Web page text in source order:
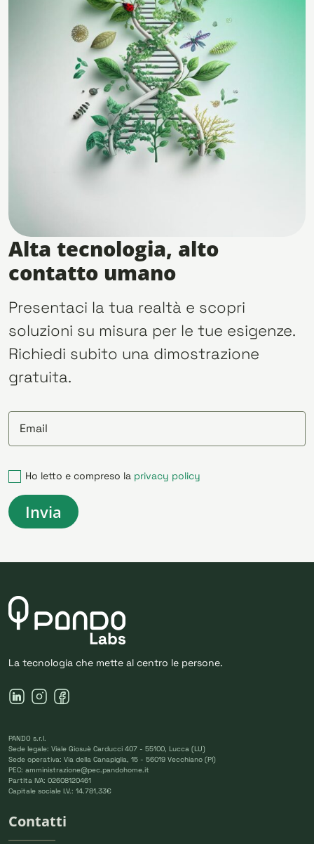
Alta tecnologia, alto
contatto umano
Presentaci la tua realtà e scopri
soluzioni su misura per le tue esigenze.
Richiedi subito una dimostrazione
gratuita.
Email
Ho letto e compreso la privacy policy
La tecnologia che mette al centro le persone.
PANDO s.r.l.
Sede legale: Viale Giosuè Carducci 407 - 55100, Lucca (LU)
Sede operativa: Via della Canapiglia, 15 - 56019 Vecchiano (PI)
PEC: amministrazione@pec.pandohome.it
Partita IVA: 02608120461
Capitale sociale I.V.: 14.781,33€
Contatti